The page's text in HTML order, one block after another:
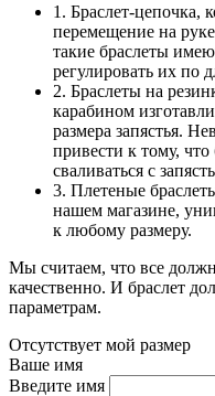
1. Браслет-цепочка,
перемещение на
такие браслеты
регулировать их по
2. Браслеты на
карабином
размера запястья.
привести к тому, что
сваливаться с
3. Плетеные
нашем магазине,
к любому размеру.
Мы считаем, что все
качественно. И браслет
параметрам.
Отсутствует мой размер
Ваше имя
Введите имя